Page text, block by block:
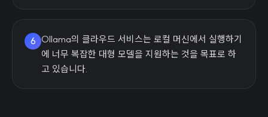
6
Ollama의 클라우드 서비스는 로컬 머신에서 실행하기
에 너무 복잡한 대형 모델을 지원하는 것을 목표로 하
고 있습니다.